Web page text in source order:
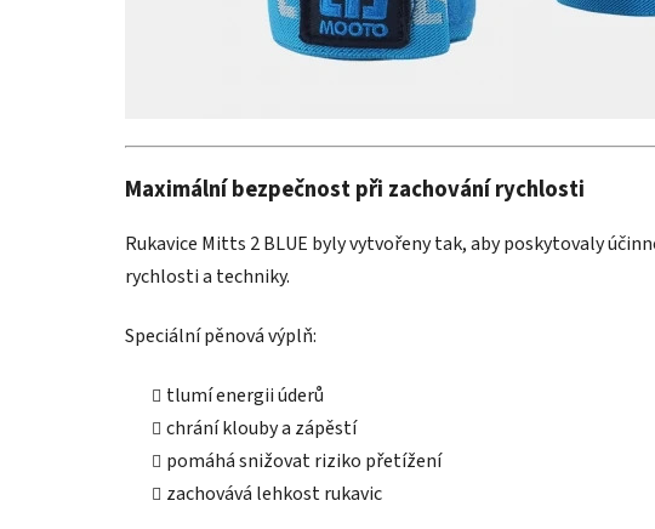
Maximální bezpečnost při zachování rychlosti
Rukavice Mitts 2 BLUE byly vytvořeny tak, aby poskytovaly
rychlosti a techniky.
Speciální pěnová výplň:
tlumí energii úderů
chrání klouby a zápěstí
pomáhá snižovat riziko přetížení
zachovává lehkost rukavic